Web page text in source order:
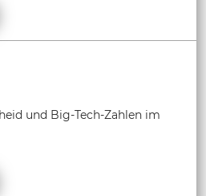
und Big-Tech-Zahlen im